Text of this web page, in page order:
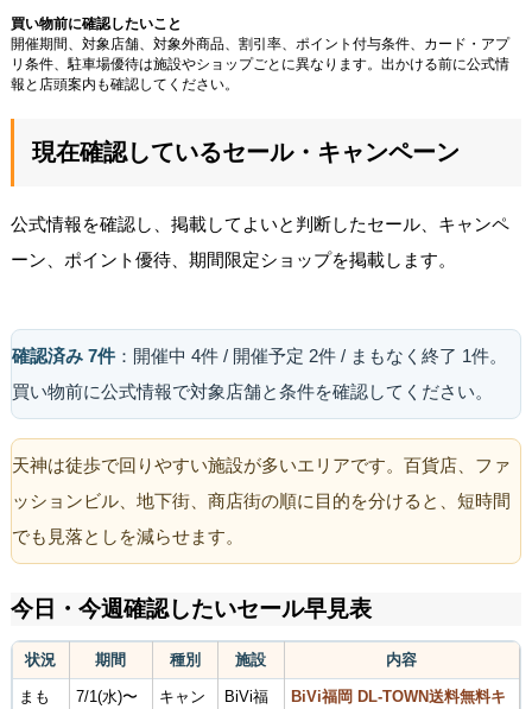
買い物前に確認したいこと
開催期間、対象店舗、対象外商品、割引率、ポイント付与条件、カード・アプ
リ条件、駐車場優待は施設やショップごとに異なります。出かける前に公式情
報と店頭案内も確認してください。
現在確認しているセール・キャンペーン
公式情報を確認し、掲載してよいと判断したセール、キャンペ
ーン、ポイント優待、期間限定ショップを掲載します。
確認済み 7件：開催中 4件 / 開催予定 2件 / まもなく終了 1件。
買い物前に公式情報で対象店舗と条件を確認してください。
天神は徒歩で回りやすい施設が多いエリアです。百貨店、ファ
ッションビル、地下街、商店街の順に目的を分けると、短時間
でも見落としを減らせます。
今日・今週確認したいセール早見表
状況 期間 種別 施設 内容
まも
7/1(水)〜
キャン
BiVi福
BiVi福岡 DL-TOWN送料無料キ